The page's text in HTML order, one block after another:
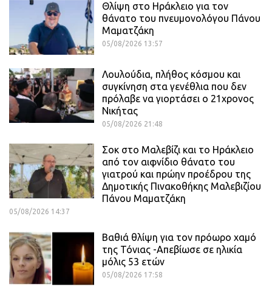
Θλίψη στο Ηράκλειο για τον
θάνατο του πνευμονολόγου Πάνου
Μαματζάκη
05/08/2026 13:57
Λουλούδια, πλήθος κόσμου και
συγκίνηση στα γενέθλια που δεν
πρόλαβε να γιορτάσει ο 21χρονος
Νικήτας
05/08/2026 21:48
Σοκ στο Μαλεβίζι και το Ηράκλειο
από τον αιφνίδιο θάνατο του
γιατρού και πρώην προέδρου της
Δημοτικής Πινακοθήκης Μαλεβιζίου
Πάνου Μαματζάκη
05/08/2026 14:37
Βαθιά θλίψη για τον πρόωρο χαμό
της Τόνιας -Απεβίωσε σε ηλικία
μόλις 53 ετών
05/08/2026 17:58